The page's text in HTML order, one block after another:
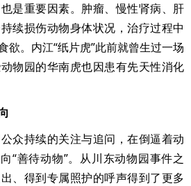
重要因素。肿瘤、慢性肾病、肝
续损伤动物身体状况，治疗过程中
欲。内江“纸片虎”此前就曾生过一场
物园的华南虎也因患有先天性消化
持续的关注与追问，在倒逼着动
“善待动物”。从川东动物园事件之
、得到专属照护的呼声得到了更多